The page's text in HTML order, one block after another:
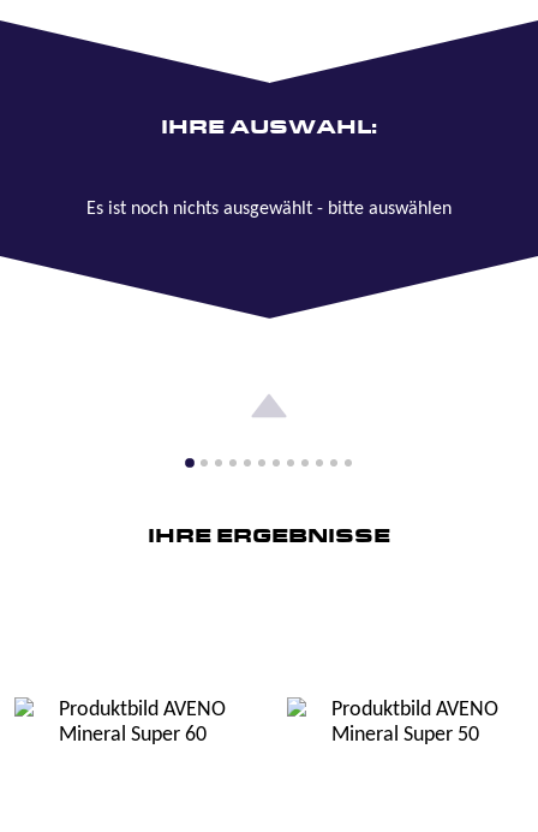
IHRE AUSWAHL:
Es ist noch nichts ausgewählt - bitte auswählen
IHRE ERGEBNISSE